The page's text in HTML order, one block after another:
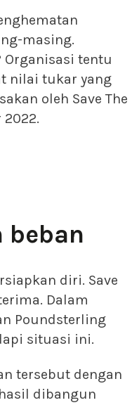
masing.
Organisasi tentu
nilai tukar yang
oleh Save The
beban
diri. Save
Dalam
Poundsterling
situasi ini.
tersebut dengan
dibangun